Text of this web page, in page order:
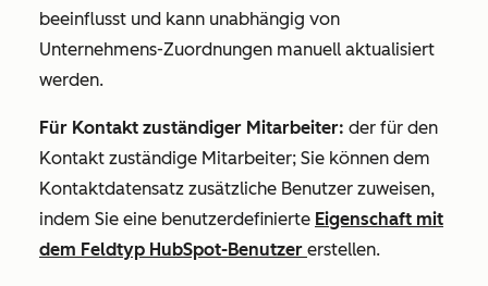
beeinflusst und kann unabhängig von
Unternehmens-Zuordnungen manuell aktualisiert
werden.
Für Kontakt zuständiger Mitarbeiter: der für den
Kontakt zuständige Mitarbeiter; Sie können dem
Kontaktdatensatz zusätzliche Benutzer zuweisen,
indem Sie eine benutzerdefinierte Eigenschaft mit
dem Feldtyp HubSpot-Benutzer erstellen.